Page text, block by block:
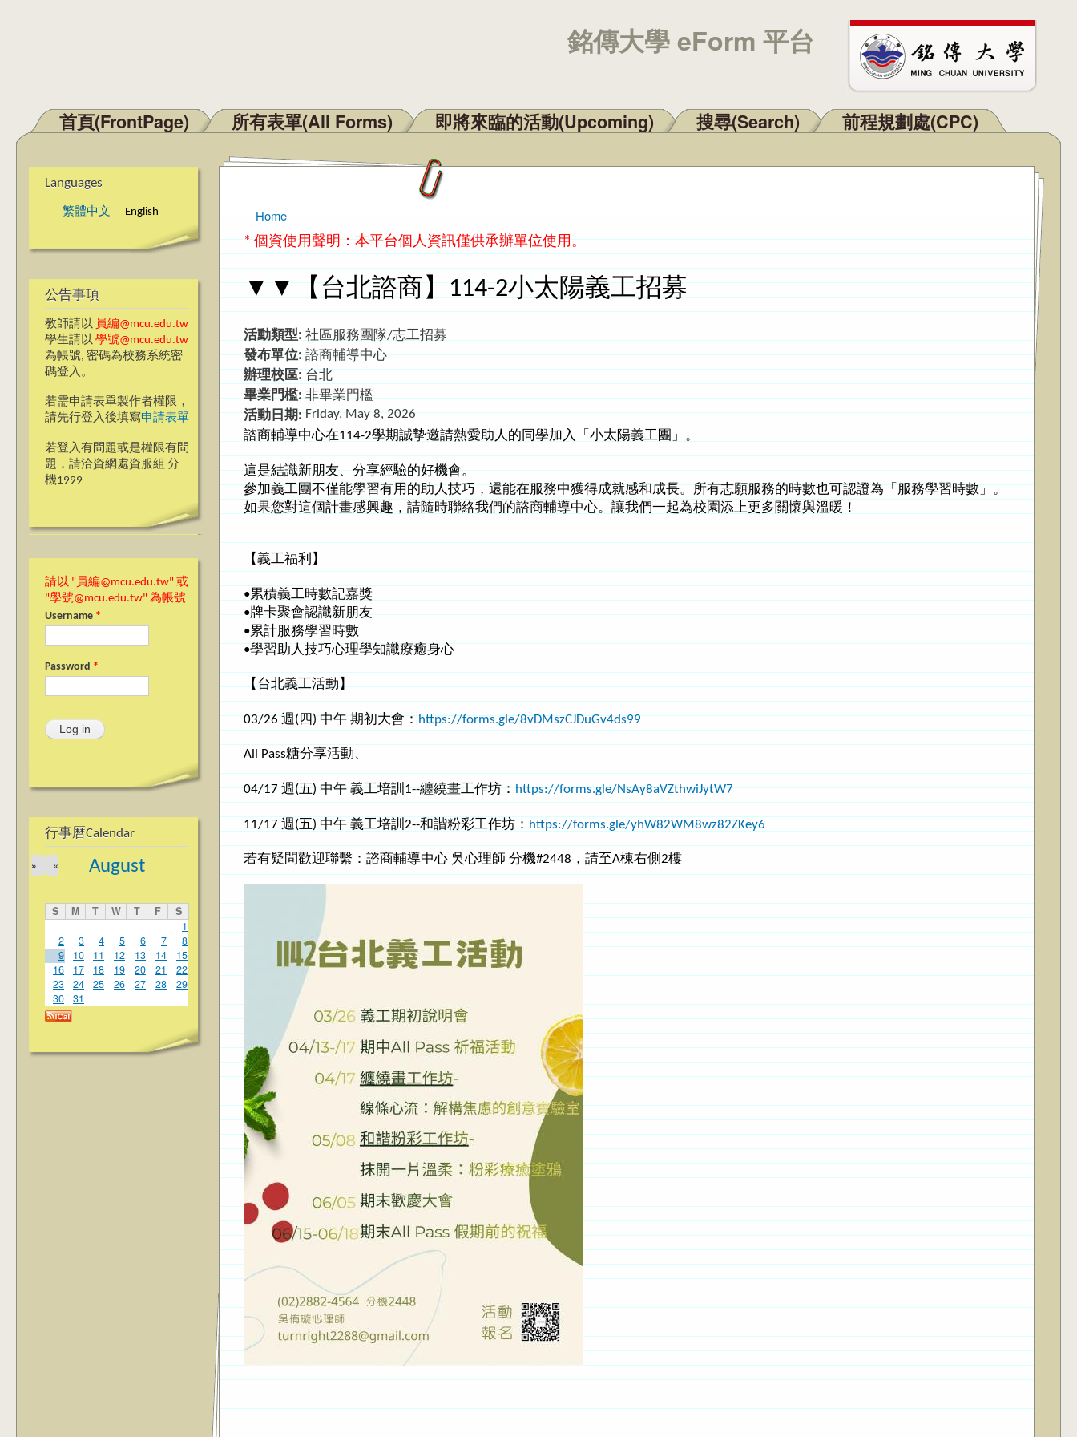
銘傳大學 eForm 平台
Main menu
首頁(FrontPage) 所有表單(All Forms) 即將來臨的活動(Upcoming) 搜尋(Search) 前程規劃處(CPC)
Languages
繁體中文 English
公告事項
教師請以 員編@mcu.edu.tw
學生請以 學號@mcu.edu.tw
為帳號, 密碼為校務系統密
碼登入。
若需申請表單製作者權限，
請先行登入後填寫申請表單
若登入有問題或是權限有問
題，請洽資網處資服組 分
機1999
請以 "員編@mcu.edu.tw" 或
"學號@mcu.edu.tw" 為帳號
Username *
Password *
行事曆Calendar
August
«
»
S M T W T F
S
1
2
3 4 5 6 7
8
9
10 11 12 13 14
15
16
17 18 19 20 21
22
23
24 25 26 27 28
29
30
31
You are here
Home
* 個資使用聲明：本平台個人資訊僅供承辦單位使用。
▼▼【台北諮商】114-2小太陽義工招募
活動類型: 社區服務團隊/志工招募
發布單位:諮商輔導中心
辦理校區: 台北
畢業門檻:非畢業門檻
活動日期:Friday, May 8, 2026
諮商輔導中心在114-2學期誠摯邀請熱愛助人的同學加入「小太陽義工團」。
這是結識新朋友、分享經驗的好機會。
參加義工團不僅能學習有用的助人技巧，還能在服務中獲得成就感和成長。所有志願服務的時數也可認證為「服務學習時數」。
如果您對這個計畫感興趣，請隨時聯絡我們的諮商輔導中心。讓我們一起為校園添上更多關懷與溫暖！
【義工福利】
•累積義工時數記嘉獎
•牌卡聚會認識新朋友
•累計服務學習時數
•學習助人技巧心理學知識療癒身心
【台北義工活動】
03/26 週(四) 中午 期初大會：https://forms.gle/8vDMszCJDuGv4ds99
All Pass糖分享活動、
04/17 週(五) 中午 義工培訓1--纏繞畫工作坊：https://forms.gle/NsAy8aVZthwiJytW7
11/17 週(五) 中午 義工培訓2--和諧粉彩工作坊 ： https://forms.gle/yhW82WM8wz82ZKey6
若有疑問歡迎聯繫：諮商輔導中心 吳心理師 分機#2448，請至A棟右側2樓